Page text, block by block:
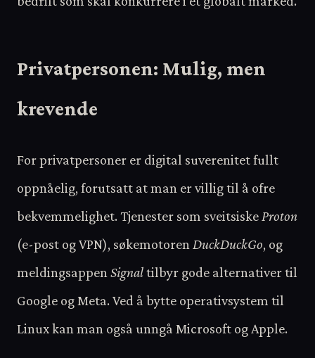
Privatpersonen: Mulig, men
krevende
For privatpersoner er digital suverenitet fullt
oppnåelig, forutsatt at man er villig til å ofre
bekvemmelighet. Tjenester som sveitsiske Proton
(e-post og VPN), søkemotoren DuckDuckGo, og
meldingsappen Signaltilbyr gode alternativer til
Google og Meta. Ved å bytte operativsystem til
Linux kan man også unngå Microsoft og Apple.